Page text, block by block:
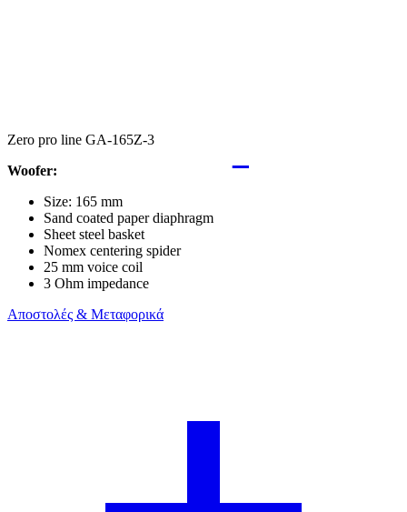
Zero pro line GA-165Z-3
Woofer:
Size: 165 mm
Sand coated paper diaphragm
Sheet steel basket
Nomex centering spider
25 mm voice coil
3 Ohm impedance
Αποστολές & Μεταφορικά